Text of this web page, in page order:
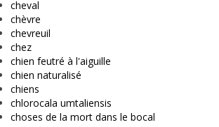
cheval
chèvre
chevreuil
chez
chien feutré à l'aiguille
chien naturalisé
chiens
chlorocala umtaliensis
choses de la mort dans le bocal